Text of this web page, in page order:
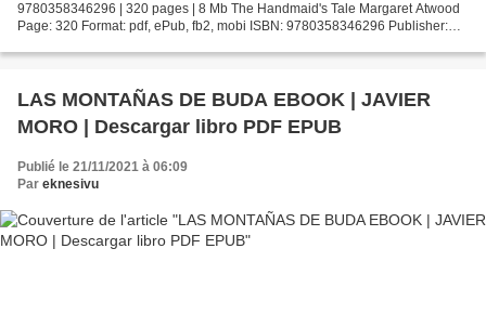
9780358346296 | 320 pages | 8 Mb The Handmaid's Tale Margaret Atwood
Page: 320 Format: pdf, ePub, fb2, mobi ISBN: 9780358346296 Publisher:
LAS MONTAÑAS DE BUDA EBOOK | JAVIER
MORO | Descargar libro PDF EPUB
Publié le 21/11/2021 à 06:09
Par eknesivu